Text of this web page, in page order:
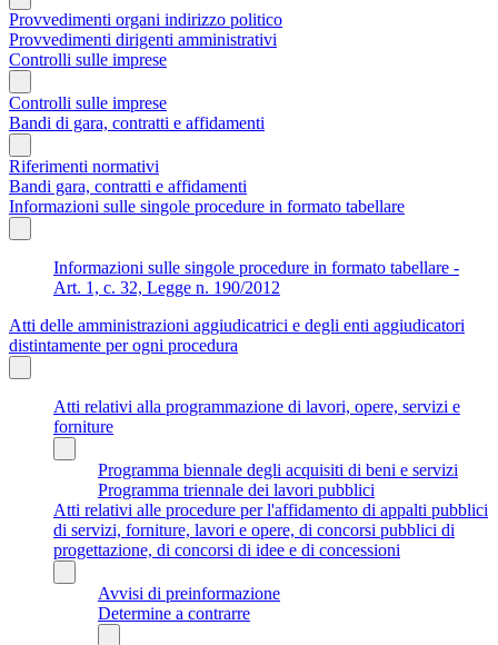
Provvedimenti organi indirizzo politico
Provvedimenti dirigenti amministrativi
Controlli sulle imprese
Controlli sulle imprese
Bandi di gara, contratti e affidamenti
Riferimenti normativi
Bandi gara, contratti e affidamenti
Informazioni sulle singole procedure in formato tabellare
Informazioni sulle singole procedure in formato tabellare -
Art. 1, c. 32, Legge n. 190/2012
Atti delle amministrazioni aggiudicatrici e degli enti aggiudicatori
distintamente per ogni procedura
Atti relativi alla programmazione di lavori, opere, servizi e
forniture
Programma biennale degli acquisiti di beni e servizi
Programma triennale dei lavori pubblici
Atti relativi alle procedure per l'affidamento di appalti pubblici
di servizi, forniture, lavori e opere, di concorsi pubblici di
progettazione, di concorsi di idee e di concessioni
Avvisi di preinformazione
Determine a contrarre